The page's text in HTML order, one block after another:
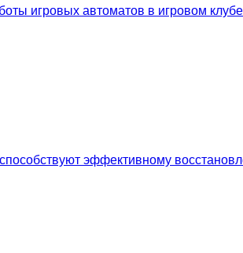
игровых автоматов в игровом клубе
эффективному